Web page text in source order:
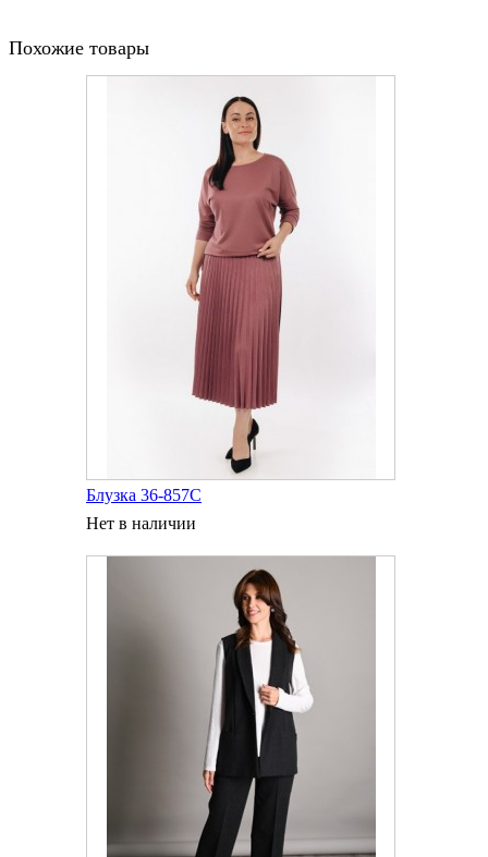
Похожие товары
Блузка 36-857С
Нет в наличии